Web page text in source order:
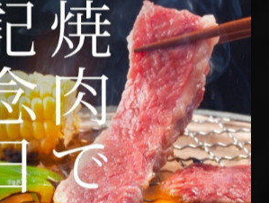
なら焼肉で満足度アッ
しむための工夫とは